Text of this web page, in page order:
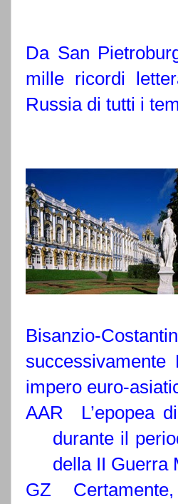
Da San
mille ricordi
Russia di tutti i
Bisanzio-
impero euro-
AAR L’epopea
durante il
della II Guerra
GZ Certamente,